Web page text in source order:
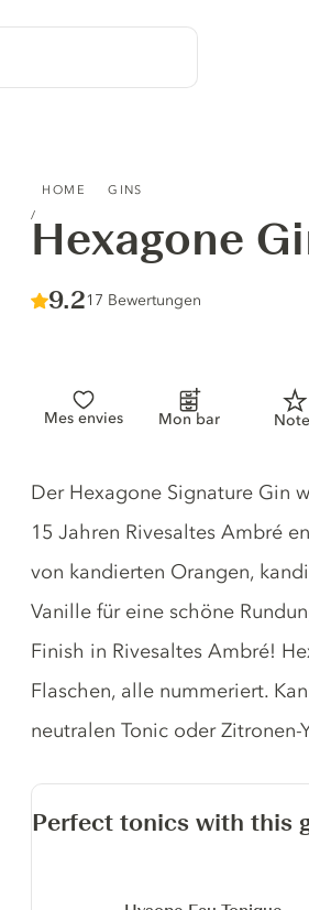
HOME GINS
Hexagone
Score :
9.2/ 10
17 Bewertungen
Mes envies Mon bar
Gin description
Der Hexagone Signature Gin
15 Jahren Rivesaltes Ambré
von kandierten Orangen,
Vanille für eine schöne
Finish in Rivesaltes Ambré!
Flaschen, alle nummeriert.
neutralen Tonic oder
Perfect tonics with this